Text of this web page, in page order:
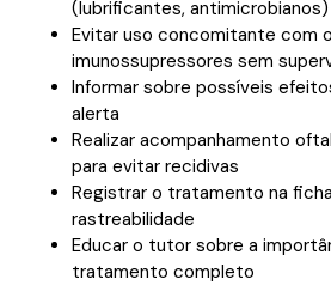
(lubrificantes, antimicrobianos)
Evitar uso concomitante com
imunossupressores sem
Informar sobre possíveis
alerta
Realizar acompanhamento
para evitar recidivas
Registrar o tratamento na
rastreabilidade
Educar o tutor sobre a
tratamento completo